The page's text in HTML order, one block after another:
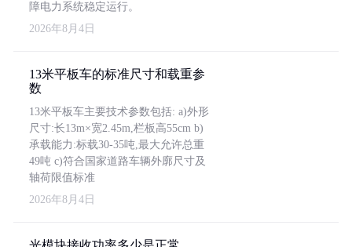
障电力系统稳定运行。
2026年8月4日
13米平板车的标准尺寸和载重参
数
13米平板车主要技术参数包括: a)外形
尺寸:长13m×宽2.45m,栏板高55cm b)
承载能力:标载30-35吨,最大允许总重
49吨 c)符合国家道路车辆外廓尺寸及
轴荷限值标准
2026年8月4日